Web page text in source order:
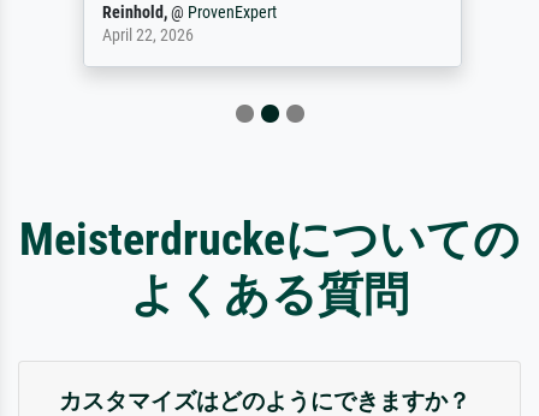
Reinhold,@ ProvenExpert
April 22, 2026
Meisterdruckeについての
よくある質問
カスタマイズはどのようにできますか？